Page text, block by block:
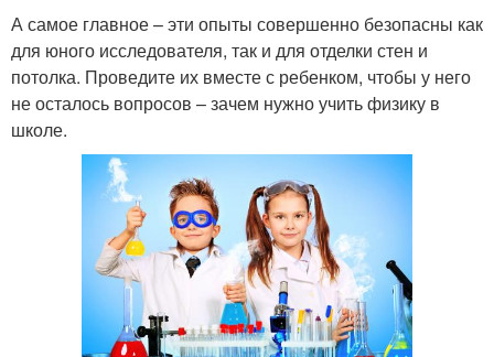
А самое главное – эти опыты совершенно безопасны как
для юного исследователя, так и для отделки стен и
потолка. Проведите их вместе с ребенком, чтобы у него
не осталось вопросов – зачем нужно учить физику в
школе.